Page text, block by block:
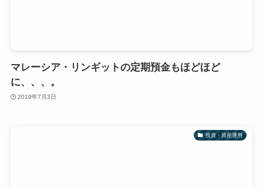
マレーシア・リンギットの定期預金もほどほど
に、、、。
2019年7月3日
投資・資産運用